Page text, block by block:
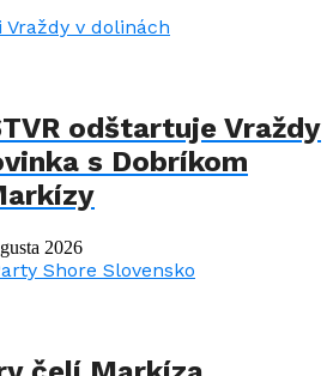
odštartuje Vraždy
s Dobríkom
2026